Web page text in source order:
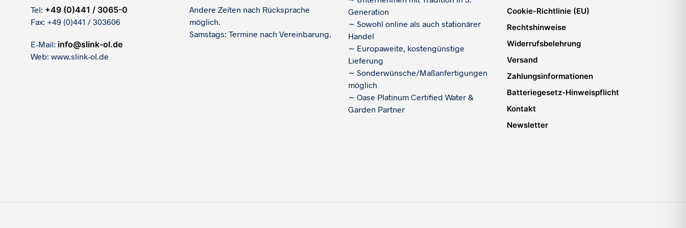
Tel: +49 (0)441 / 3065-0
Fax: +49 (0)441 / 303606
E-Mail: info@slink-ol.de
Web: www.slink-ol.de
Andere Zeiten nach Rücksprache
möglich.
Samstags: Termine nach Vereinbarung.
Generation
∼ Sowohl online als auch stationärer
Handel
∼ Europaweite, kostengünstige
Lieferung
∼ Sonderwünsche/Maßanfertigungen
möglich
∼ Oase Platinum Certified Water &
Garden Partner
Cookie-Richtlinie (EU)
Rechtshinweise
Widerrufsbelehrung
Versand
Zahlungsinformationen
Batteriegesetz-Hinweispflicht
Kontakt
Newsletter